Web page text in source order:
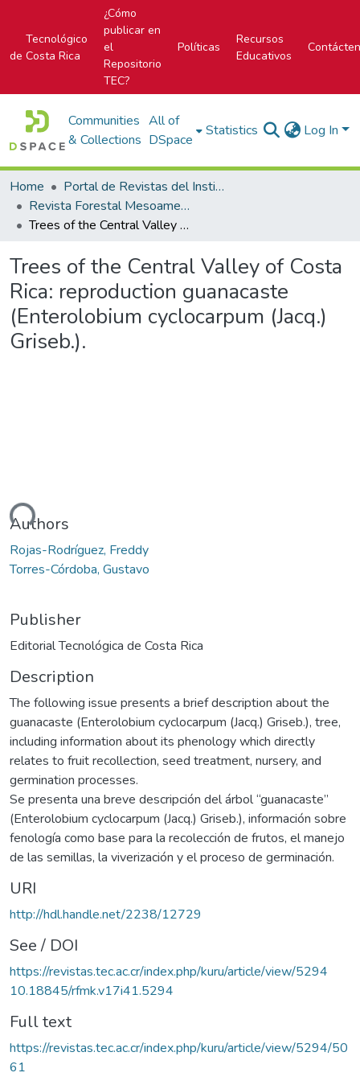
Tecnológico
de Costa Rica
¿Cómo
publicar en
el
Repositorio
TEC?
Políticas
Recursos
Educativos
Communities
& Collections
All of
DSpace
Statistics Log In
Home
Portal de Revistas del Instituto Tecnológico de Costa Rica
Revista Forestal Mesoamericana Kurú
Trees of the Central Valley of Costa Rica: reproduction guanacaste (Enterolobium cyclocarpum (Jacq.) Griseb.).
Trees of the Central Valley of Costa
Rica: reproduction guanacaste
(Enterolobium cyclocarpum (Jacq.)
Griseb.).
Authors
Rojas-Rodríguez, Freddy
Torres-Córdoba, Gustavo
Publisher
Editorial Tecnológica de Costa Rica
Description
The following issue presents a brief description about the
guanacaste (Enterolobium cyclocarpum (Jacq.) Griseb.), tree,
including information about its phenology which directly
relates to fruit recollection, seed treatment, nursery, and
germination processes.
Se presenta una breve descripción del árbol “guanacaste”
(Enterolobium cyclocarpum (Jacq.) Griseb.), información sobre
fenología como base para la recolección de frutos, el manejo
de las semillas, la viverización y el proceso de germinación.
URI
http://hdl.handle.net/2238/12729
See / DOI
https://revistas.tec.ac.cr/index.php/kuru/article/view/5294
10.18845/rfmk.v17i41.5294
Full text
https://revistas.tec.ac.cr/index.php/kuru/article/view/5294/50
61